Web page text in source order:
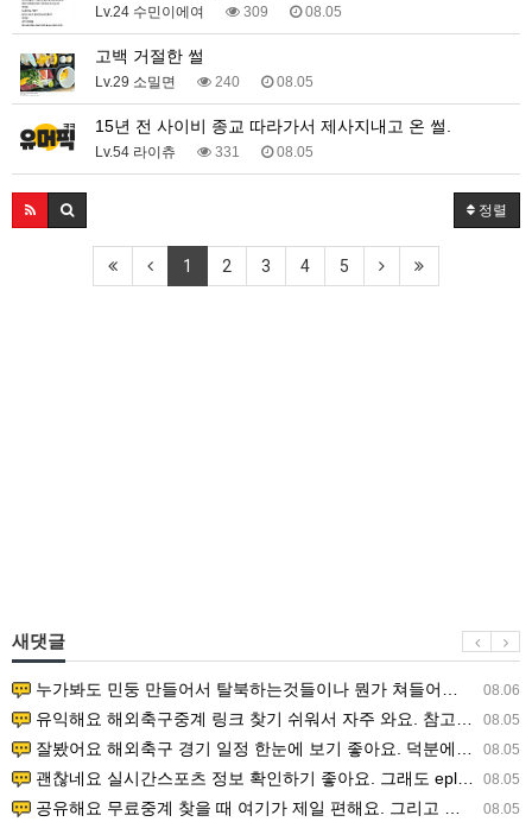
Lv.24 수민이에여 309 08.05
고백 거절한 썰
Lv.29 소밀면 240 08.05
15년 전 사이비 종교 따라가서 제사지내고 온 썰.
Lv.54 라이츄 331 08.05
정렬
1 2 3 4 5
새댓글
08.06
누가봐도 민둥 만들어서 탈북하는것들이나 뭔가 쳐들어오는 낌새를 미리 알아차리기 위함이지 저걸 전쟁준비라고 하…
08.05
유익해요 해외축구중계 링크 찾기 쉬워서 자주 와요. 참고로 무료스포츠중계 정보 확인할 때 출처 꼭 체크해요.…
08.05
잘봤어요 해외축구 경기 일정 한눈에 보기 좋아요. 덕분에 epl중계 볼 때 공식 중계 채널 먼저 찾아봐요. …
08.05
괜찮네요 실시간스포츠 정보 확인하기 좋아요. 그래도 epl중계 볼 때 공식 중계 채널 먼저 찾아봐요. 북마크…
08.05
공유해요 무료중계 찾을 때 여기가 제일 편해요. 그리고 무료스포츠중계 정보 확인할 때 출처 꼭 체크해요. 앞…